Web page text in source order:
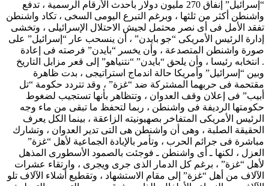
“إسرائيل” إنفاق 270 مليون دولار بأحدث الأرقام الرسمية ، تدفع
واشنطن أكثر من ثلثها ، وبرغم التبرع اليومى السخى ، تكاد واشنطن
تفقد الأمل فى أى نصر محتمل لجيش الاحتلال الإسرائيلى ، وتخشى
إدارة الرئيس الأمريكى “جو بايدن” ، أن ينسحب عار “إسرائيل” على
صورة واشنطن المتصدعة ، وأن يخسر “بايدن” فرصته فى إعادة
انتخابه رئيسا ، وأن يلحق “بايدن” “نتنياهو” إلى قعر مزابل التاريخ .
وبين “إسرائيل” وأمريكا حالة اندماج استراتيجى ، بدت ظاهرة
مقتحمة فى حربهما المشتركة ضد “غزة” ، وقد تتردد حكومة “تل
أبيب” فى إعلان وقف العدوان ، وتتظاهر بأنها تستجيب لضغوط
حكومتها الرديفة فى واشنطن ، ربما لتحفظ ما تبقى من ماء وجه
الرئيس الأمريكى المتفاخر بصهيونيته الزاعقة ، بينما الكل يعرف
الحقيقة الصلبة ، وهى أن واشنطن هى التى تدير العدوان ، وتشارك
مباشرة فى جرائم الحرب ، وتأمر بالإبادة الجماعية لأهل “غزة”
العزل ، لكنها ـ أى واشنطن ـ فوجئت بالصمود الأسطورى المذهل
لأهل “غزة” ، برغم كل الدمار الذى جرى ويجرى ، وارتقاء عشرات
الآلاف من أهل “غزة” إلى مقام الاستشهاد ، وتقطيع أشلاء الآلاف تلو